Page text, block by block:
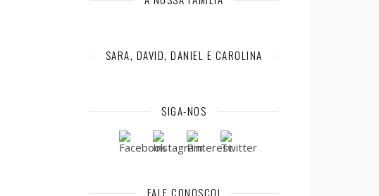
SARA, DAVID, DANIEL E CAROLINA
SIGA-NOS
FALE CONOSCO!